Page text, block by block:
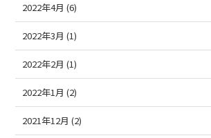
2022年4月 (6)
2022年3月 (1)
2022年2月 (1)
2022年1月 (2)
2021年12月 (2)